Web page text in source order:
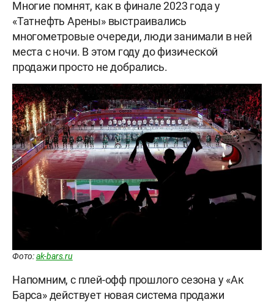
Многие помнят, как в финале 2023 года у
«Татнефть Арены» выстраивались
многометровые очереди, люди занимали в ней
места с ночи. В этом году до физической
продажи просто не добрались.
Фото:ak-bars.ru
Напомним, с плей-офф прошлого сезона у «Ак
Барса» действует новая система продажи